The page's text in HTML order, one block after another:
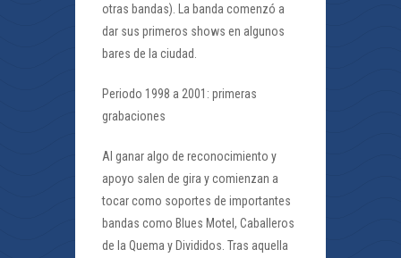
otras bandas). La banda comenzó a
dar sus primeros shows en algunos
bares de la ciudad.
Periodo 1998 a 2001: primeras
grabaciones
Al ganar algo de reconocimiento y
apoyo salen de gira y comienzan a
tocar como soportes de importantes
bandas como Blues Motel, Caballeros
de la Quema y Divididos. Tras aquella